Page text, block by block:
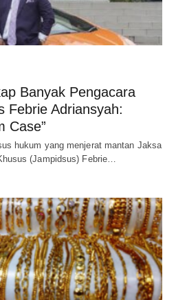
Banyak Pengacara
Febrie Adriansyah:
Case”
hukum yang menjerat mantan Jaksa
(Jampidsus) Febrie…